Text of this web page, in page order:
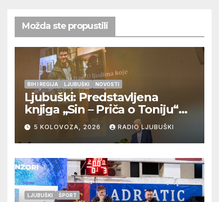
Možda ste propustili
BIH I REGIJA LJUBUŠKI NOVOSTI
Ljubuški: Predstavljena
knjiga „Sin – Priča o Toniju“
dr. sc. Zdenka Hercega
5 KOLOVOZA, 2026 RADIO LJUBUŠKI
LJUBUŠKI ŠPORT